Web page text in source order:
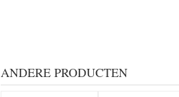
ANDERE PRODUCTEN